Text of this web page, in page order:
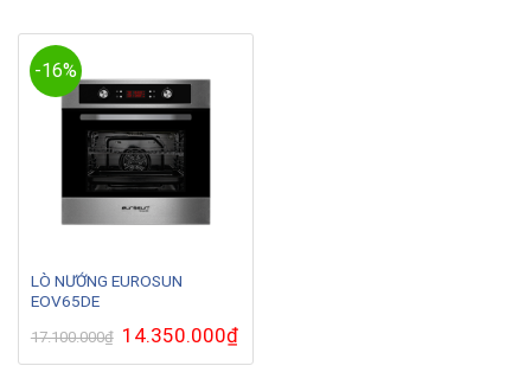
-16%
LÒ NƯỚNG EUROSUN
EOV65DE
17.100.000₫ Giá
gốc
là:
14.350.000₫Giá
hiện
tại